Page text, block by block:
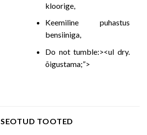
kloorige,
Keemiline puhastus
bensiiniga,
Do not tumble:><ul dry.
õigustama;”>
SEOTUD TOOTED